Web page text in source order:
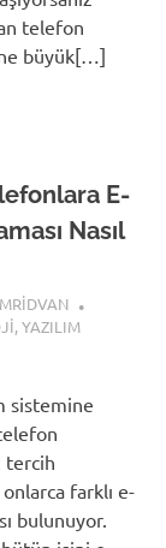
telefon
büyük[…]
E-
Nasıl
MRIDVAN
,YAZILIM
sistemine
tercih
farklı e-
bulunuyor.